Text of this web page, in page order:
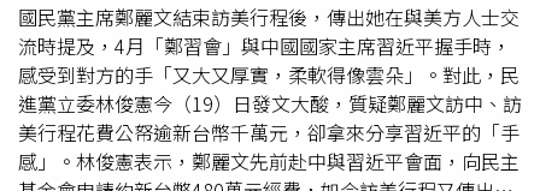
最多、科技最進步、資金最豐沛、市場最大的區域之一，只
要能和平交流合作，就能創造巨大的和平紅利。她說，台灣
人要讓全世界知道，「我們愛好和平、我們不要戰爭」。鄭
麗文最後強調，每位婦女姐妹都是國民黨的招牌、名片，也
是和平的使者；只要大家「水噹噹」、健康、散發正能量，
就能讓更多人喜歡國民黨、加入國民黨，一起把年底選戰打
國民黨主席鄭麗文結束訪美行程後，傳出她在與美方人士交
流時提及，4月「鄭習會」與中國國家主席習近平握手時，
感受到對方的手「又大又厚實，柔軟得像雲朵」。對此，民
進黨立委林俊憲今（19）日發文大酸，質疑鄭麗文訪中、訪
美行程花費公帑逾新台幣千萬元，卻拿來分享習近平的「手
感」。林俊憲表示，鄭麗文先前赴中與習近平會面，向民主